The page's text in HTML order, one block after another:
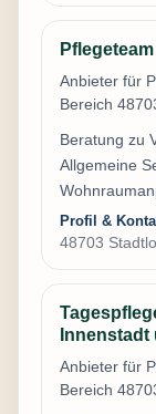
Anbieter für
Bereich
Beratung zu
Allgemeine
Profil &
48703
Innenstadt
Anbieter für
Bereich